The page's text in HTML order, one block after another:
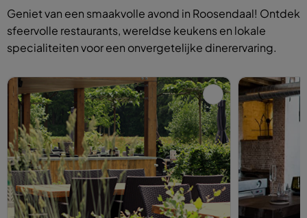
Geniet van een smaakvolle avond in Roosendaal! Ontdek
sfeervolle restaurants, wereldse keukens en lokale
specialiteiten voor een onvergetelijke dinerervaring.